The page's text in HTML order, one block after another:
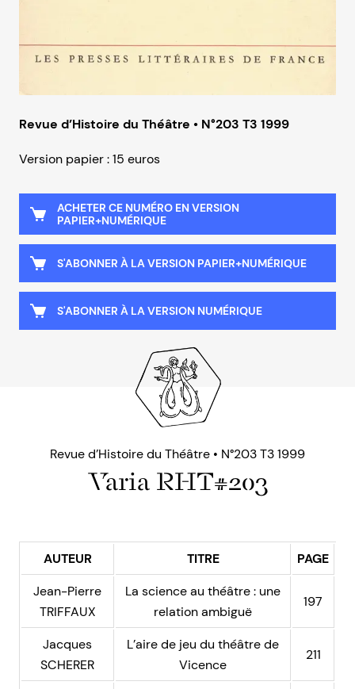
Revue d’Histoire du Théâtre • N°203 T3 1999
Version papier : 15 euros
ACHETER CE NUMÉRO EN VERSION
PAPIER+NUMÉRIQUE
S'ABONNER À LA VERSION PAPIER+NUMÉRIQUE
S'ABONNER À LA VERSION NUMÉRIQUE
Revue d’Histoire du Théâtre • N°203 T3 1999
Varia RHT#203
AUTEUR TITRE
PAGE
Jean-Pierre
TRIFFAUX
La science au théâtre : une
relation ambiguë
197
Jacques
SCHERER
L’aire de jeu du théâtre de
Vicence
211